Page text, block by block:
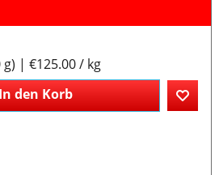
g €125.00/ kg
In den Korb